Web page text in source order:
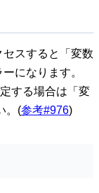
スすると「変数
になります。
する場合は「変
。(参考#976)